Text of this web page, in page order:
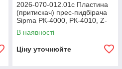
2026-070-012.01c Пластина
(притискач) прес-пидбірача
Sipma РК-4000, РК-4010, Z-
224/1
В наявності
Ціну уточнюйте